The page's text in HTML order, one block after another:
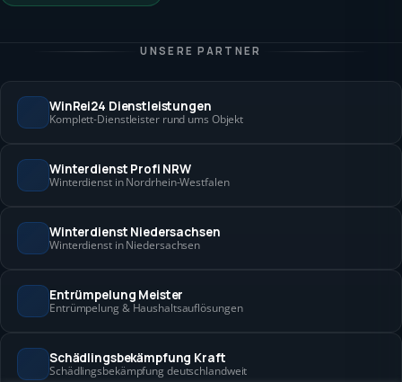
UNSERE PARTNER
WinRei24 Dienstleistungen
Komplett-Dienstleister rund ums Objekt
Winterdienst Profi NRW
Winterdienst in Nordrhein-Westfalen
Winterdienst Niedersachsen
Winterdienst in Niedersachsen
Entrümpelung Meister
Entrümpelung & Haushaltsauflösungen
Schädlingsbekämpfung Kraft
Schädlingsbekämpfung deutschlandweit